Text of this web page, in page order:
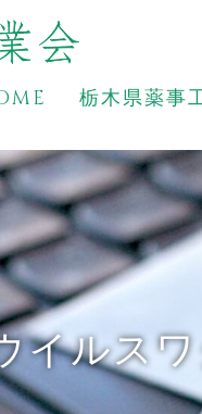
栃木県薬事
イルス